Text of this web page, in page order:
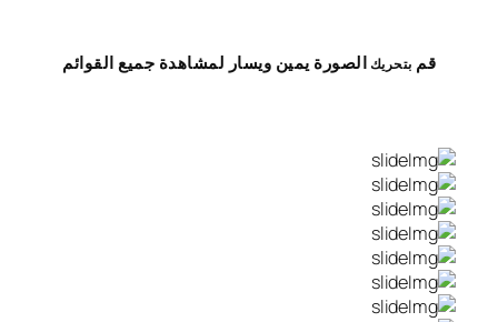
قم بتحريك الصورة يمين ويسار لمشاهدة جميع القوائم